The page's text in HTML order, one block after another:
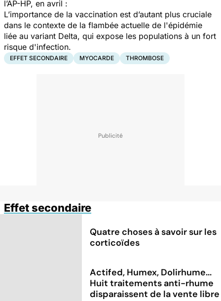
l’AP-HP, en avril :
L’importance de la vaccination est d’autant plus cruciale
dans le contexte de la flambée actuelle de l'épidémie
liée au variant Delta, qui expose les populations à un fort
risque d'infection.
EFFET SECONDAIRE MYOCARDE THROMBOSE
Effet secondaire
Quatre choses à savoir sur les
corticoïdes
Actifed, Humex, Dolirhume...
Huit traitements anti-rhume
disparaissent de la vente libre